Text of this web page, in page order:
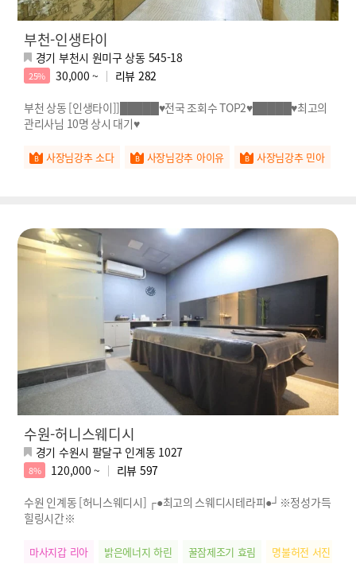
부천-인생타이
경기 부천시 원미구 상동 545-18
25% 30,000 ~ 리뷰 282
부천 상동 [인생타이]]█████♥전국 조회수 TOP2♥█████♥최고의
관리사님 10명 상시 대기♥
사장님강추 소다 사장님강추 아이유 사장님강추 민아
수원-허니스웨디시
경기 수원시 팔달구 인계동 1027
8% 120,000 ~ 리뷰 597
수원 인계동 [허니스웨디시] ┌●최고의 스웨디시테라피●┘※정성가득
힐링시간※
마사지갑 리아 밝은에너지 하린 꿀잠제조기 효림 명불허전 서진